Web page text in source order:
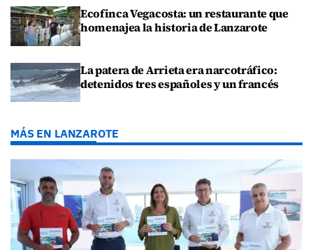
Ecofinca Vegacosta: un restaurante que
homenajea la historia de Lanzarote
La patera de Arrieta era narcotráfico:
detenidos tres españoles y un francés
MÁS EN LANZAROTE